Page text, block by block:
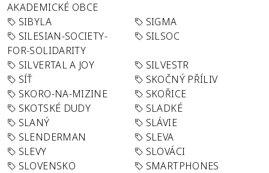
AKADEMICKÉ OBCE
SIBYLA
SIGMA
SILESIAN-SOCIETY-
FOR-SOLIDARITY
SILSOC
SILVERTAL A JOY
SILVESTR
SÍŤ
SKOČNÝ PŘÍLIV
SKORO-NA-MIZINE
SKOŘICE
SKOTSKÉ DUDY
SLADKÉ
SLANÝ
SLÁVIE
SLENDERMAN
SLEVA
SLEVY
SLOVÁCI
SLOVENSKO
SMARTPHONES